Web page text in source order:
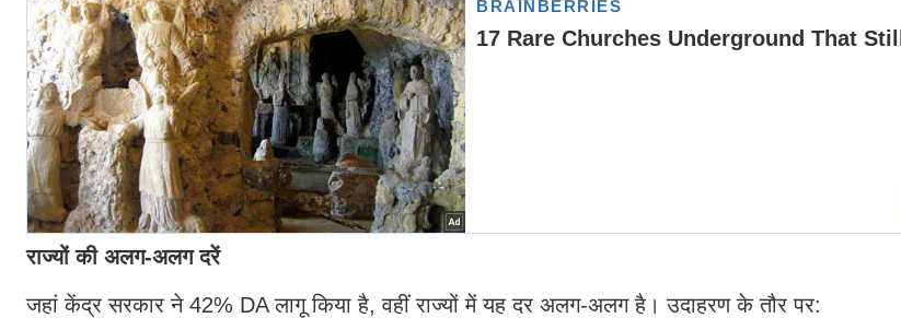
राज्यों की अलग-अलग दरें
जहां केंद्र सरकार ने 42% DA लागू किया है, वहीं राज्यों में यह दर अलग-अलग है। उदाहरण के तौर पर: